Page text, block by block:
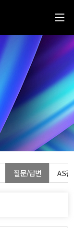
질문/답변 AS진